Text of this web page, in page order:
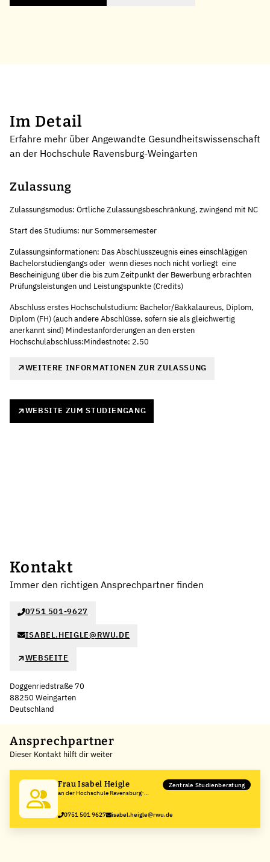
Im Detail
Erfahre mehr über Angewandte Gesundheitswissenschaft
an der Hochschule Ravensburg-Weingarten
Zulassung
Zulassungsmodus: Örtliche Zulassungsbeschränkung, zwingend mit NC
Start des Studiums: nur Sommersemester
Zulassungsinformationen: Das Abschlusszeugnis eines einschlägigen
Bachelorstudiengangs oder  wenn dieses noch nicht vorliegt  eine
Bescheinigung über die bis zum Zeitpunkt der Bewerbung erbrachten
Prüfungsleistungen und Leistungspunkte (Credits)
Abschluss erstes Hochschulstudium: Bachelor/Bakkalaureus, Diplom,
Diplom (FH) (auch andere Abschlüsse, sofern sie als gleichwertig
anerkannt sind) Mindestanforderungen an den ersten
Hochschulabschluss:Mindestnote: 2.50
WEITERE INFORMATIONEN ZUR ZULASSUNG
WEBSITE ZUM STUDIENGANG
Kontakt
Immer den richtigen Ansprechpartner finden
0751 501-9627
ISABEL.HEIGLE@RWU.DE
WEBSEITE
Doggenriedstraße 70
88250 Weingarten
Deutschland
+
−
Ansprechpartner
Dieser Kontakt hilft dir weiter
Frau Isabel Heigle
an der Hochschule Ravensburg-
Zentrale Studienberatung
0751 501 9627 isabel.heigle@rwu.de